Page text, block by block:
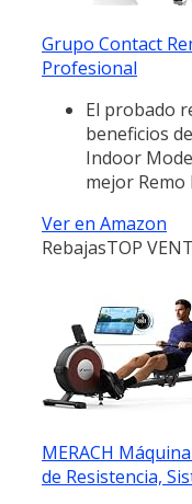
Grupo Contact
Profesional
El probado
beneficios
Indoor
mejor Remo
Ver en Amazon
RebajasTOP
MERACH
de Resistencia,